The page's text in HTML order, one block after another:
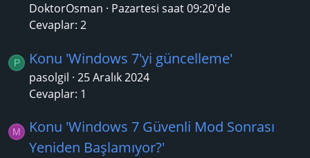
DoktorOsman
Pazartesi saat 09:20'de
Cevaplar: 2
P Konu 'Windows 7'yi güncelleme'
pasolgil 25 Aralık 2024
Cevaplar: 1
M
Konu 'Windows 7 Güvenli Mod Sonrası
Yeniden Başlamıyor?'